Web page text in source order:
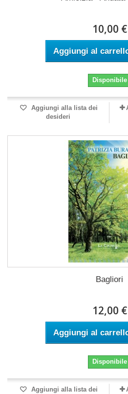
10,00 €
Aggiungi al
Disponibile
Aggiungi alla lista dei
desideri
Bagliori
12,00 €
Aggiungi al
Disponibile
Aggiungi alla lista dei